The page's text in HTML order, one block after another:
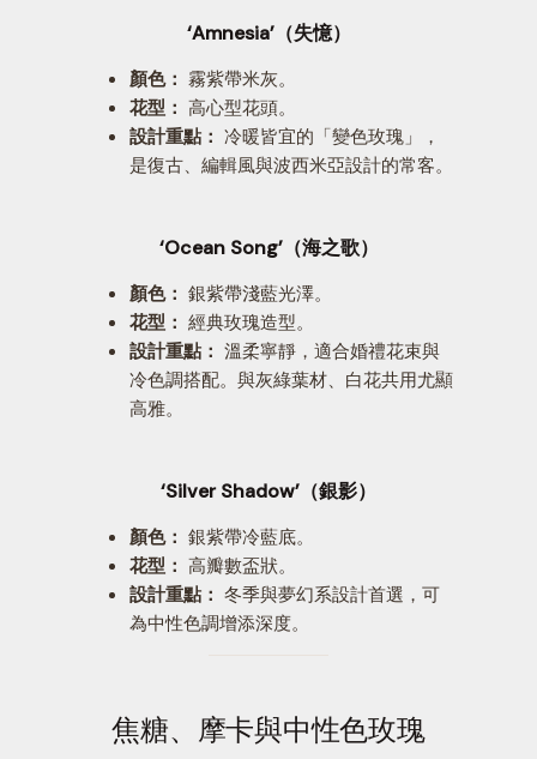
‘Amnesia’（失憶）
顏色： 霧紫帶米灰。
花型： 高心型花頭。
設計重點： 冷暖皆宜的「變色玫瑰」，
是復古、編輯風與波西米亞設計的常客。
‘Ocean Song’（海之歌）
顏色： 銀紫帶淺藍光澤。
花型： 經典玫瑰造型。
設計重點： 溫柔寧靜，適合婚禮花束與
冷色調搭配。與灰綠葉材、白花共用尤顯
高雅。
‘Silver Shadow’（銀影）
顏色： 銀紫帶冷藍底。
花型： 高瓣數盃狀。
設計重點： 冬季與夢幻系設計首選，可
為中性色調增添深度。
焦糖、摩卡與中性色玫瑰